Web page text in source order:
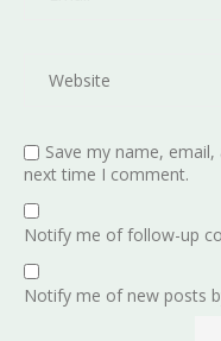
Save my name,
next time I comment.
Notify me of follow-up
Notify me of new posts